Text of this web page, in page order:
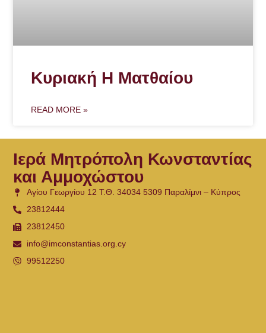
Κυριακή Η Ματθαίου
READ MORE »
Ιερά Μητρόπολη Κωνσταντίας
και Αμμοχώστου
Αγίου Γεωργίου 12 Τ.Θ. 34034 5309 Παραλίμνι – Κύπρος
23812444
23812450
info@imconstantias.org.cy
99512250